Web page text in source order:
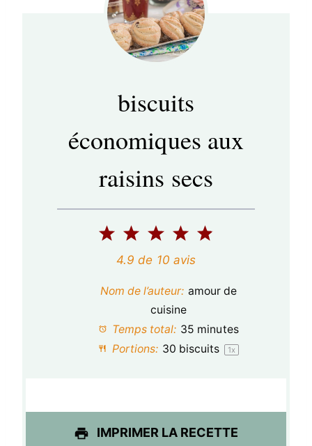
biscuits
économiques aux
raisins secs
5
t
i
s
4
é
t
i
s
3
é
t
o
i
s
2
é
t
i
s
1
é
t
i
4.9 de 10 avis
Nom de l’auteur: amour de
cuisine
Temps total: 35 minutes
Portions: 30 biscuits 1x
IMPRIMER LA RECETTE